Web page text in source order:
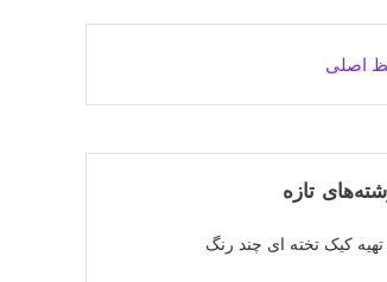
اصلی
تازه
کیک تخته ای چند رنگ